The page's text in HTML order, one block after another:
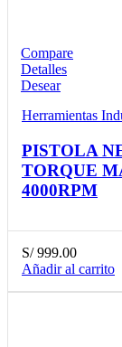
Compare
Detalles
Desear
Herramientas
PISTOLA
TORQUE
4000RPM
S/999.00
Añadir al carrito